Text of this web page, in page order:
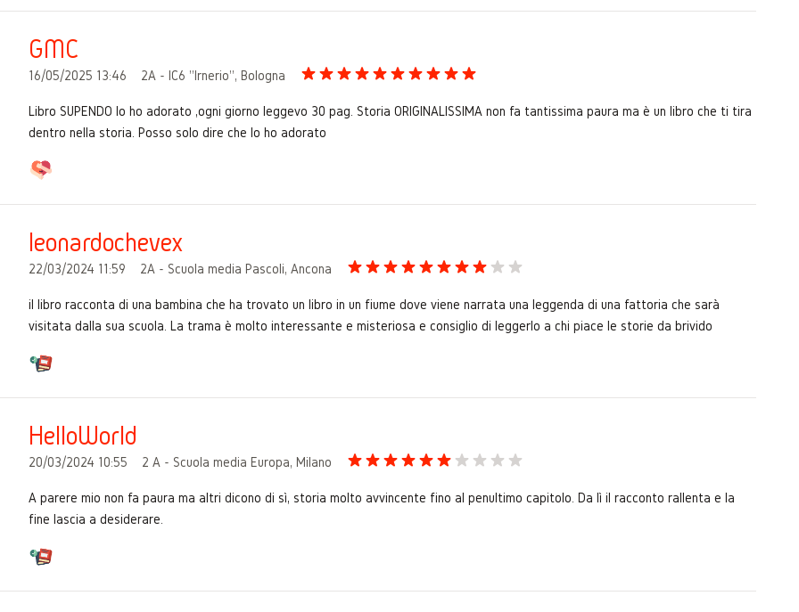
GMC
16/05/2025 13:46 2A - IC6 "Irnerio", Bologna
Libro SUPENDO lo ho adorato ,ogni giorno leggevo 30 pag. Storia ORIGINALISSIMA non fa tantissima paura ma è un libro che ti tira
dentro nella storia. Posso solo dire che lo ho adorato
leonardochevex
22/03/2024 11:59 2A - Scuola media Pascoli, Ancona
il libro racconta di una bambina che ha trovato un libro in un fiume dove viene narrata una leggenda di una fattoria che sarà
visitata dalla sua scuola. La trama è molto interessante e misteriosa e consiglio di leggerlo a chi piace le storie da brivido
HelloWorld
20/03/2024 10:55 2 A - Scuola media Europa, Milano
A parere mio non fa paura ma altri dicono di sì, storia molto avvincente fino al penultimo capitolo. Da lì il racconto rallenta e la
fine lascia a desiderare.